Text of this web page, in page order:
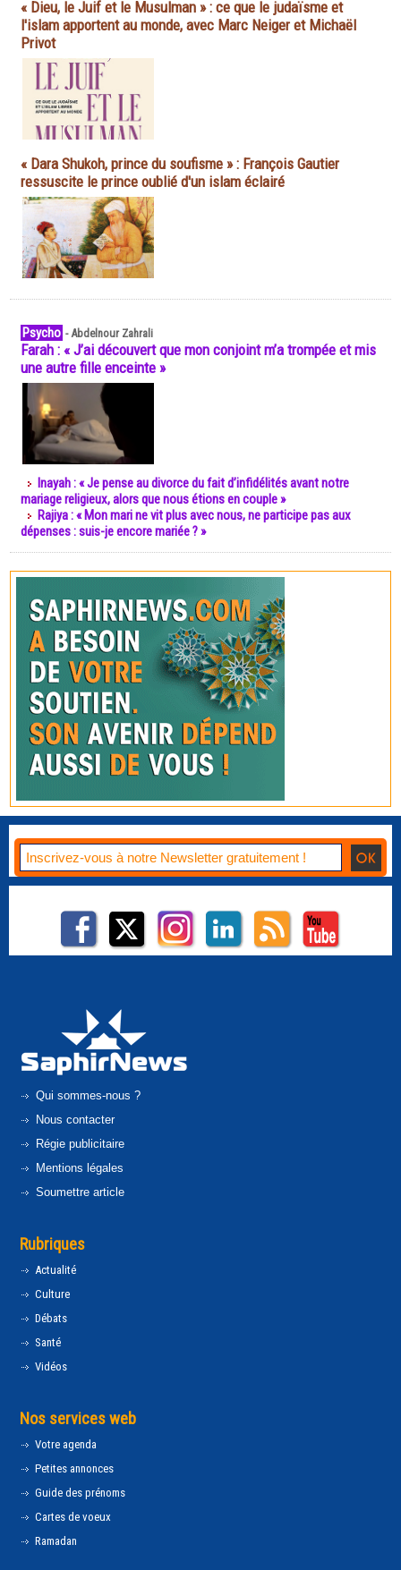
« Dieu, le Juif et le Musulman » : ce que le judaïsme et
l'islam apportent au monde, avec Marc Neiger et Michaël
Privot
« Dara Shukoh, prince du soufisme » : François Gautier
ressuscite le prince oublié d'un islam éclairé
Psycho -Abdelnour Zahrali
Farah : « J’ai découvert que mon conjoint m’a trompée et mis
une autre fille enceinte »
Inayah : « Je pense au divorce du fait d’infidélités avant notre
mariage religieux, alors que nous étions en couple »
Rajiya : « Mon mari ne vit plus avec nous, ne participe pas aux
dépenses : suis-je encore mariée ? »
Qui sommes-nous ?
Nous contacter
Régie publicitaire
Mentions légales
Soumettre article
Rubriques
Actualité
Culture
Débats
Santé
Vidéos
Nos services web
Votre agenda
Petites annonces
Guide des prénoms
Cartes de voeux
Ramadan